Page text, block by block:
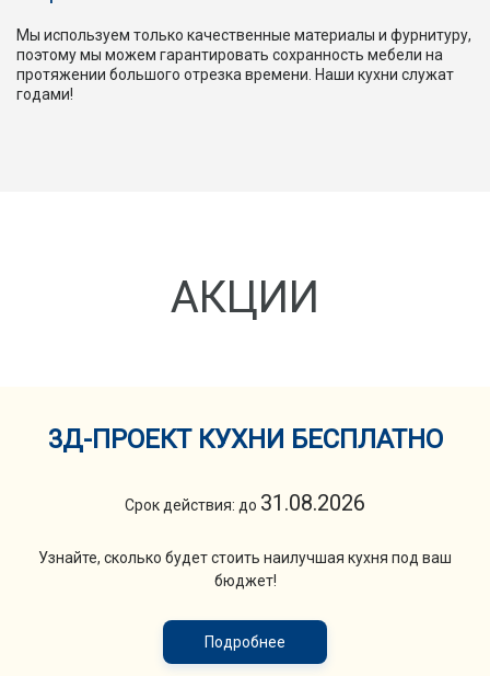
Мы используем только качественные материалы и фурнитуру,
поэтому мы можем гарантировать сохранность мебели на
протяжении большого отрезка времени. Наши кухни служат
годами!
АКЦИИ
3Д-ПРОЕКТ КУХНИ БЕСПЛАТНО
Срок действия: до 31.08.2026
Узнайте, сколько будет стоить наилучшая кухня под ваш
бюджет!
Подробнее